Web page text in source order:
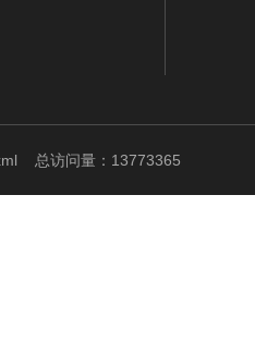
总访问量：13773365